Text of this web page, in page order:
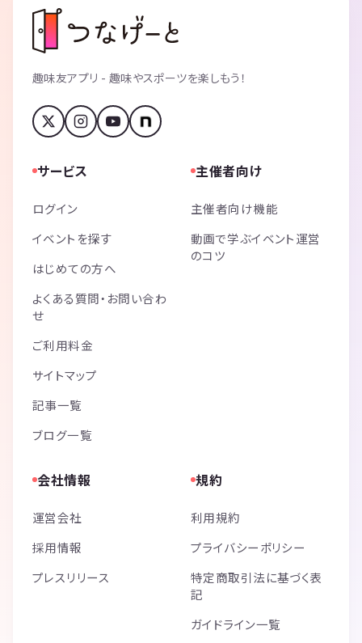
趣味友アプリ - 趣味やスポーツを楽しもう！
サービス
ログイン
イベントを探す
はじめての方へ
よくある質問・お問い合わ
せ
ご利用料金
サイトマップ
記事一覧
ブログ一覧
主催者向け
主催者向け機能
動画で学ぶイベント運営
のコツ
会社情報
運営会社
採用情報
プレスリリース
規約
利用規約
プライバシーポリシー
特定商取引法に基づく表
記
ガイドライン一覧